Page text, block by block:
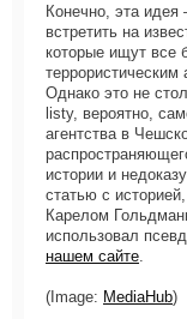
Конечно, эта
встретить на
которые ищут все
Однако это не
listy, вероятно,
агентства в
истории и
статью с
Карелом
использовал
нашем сайте
(Image: MediaHub)